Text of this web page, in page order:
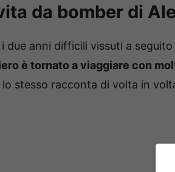
da bomber di
due anni difficili vissuti a
è tornato a viaggiare con
lo stesso racconta di volta in